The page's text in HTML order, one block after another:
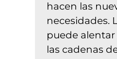
hacen las
necesidades.
puede
las cadenas